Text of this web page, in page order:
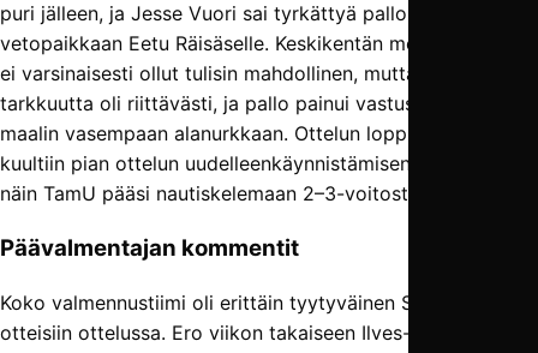
puri jälleen, ja Jesse Vuori sai tyrkättyä pallon
vetopaikkaan Eetu Räisäselle. Keskikentän moottorin veto
ei varsinaisesti ollut tulisin mahdollinen, mutta voimaa ja
tarkkuutta oli riittävästi, ja pallo painui vastustamattomasti
maalin vasempaan alanurkkaan. Ottelun loppuvihellys
kuultiin pian ottelun uudelleenkäynnistämisen jälkeen, ja
näin TamU pääsi nautiskelemaan 2–3-voitosta.
Päävalmentajan kommentit
Koko valmennustiimi oli erittäin tyytyväinen Sinipaitojen
otteisiin ottelussa. Ero viikon takaiseen Ilves-otteluun